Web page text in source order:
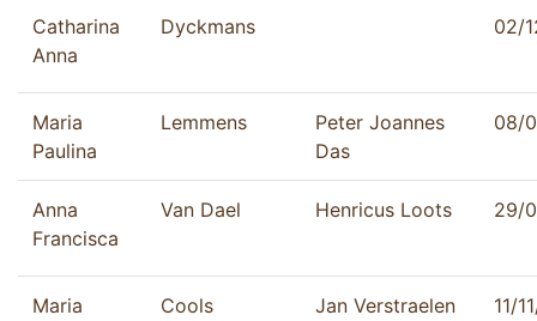
Catharina
Anna
Dyckmans 02/
Maria
Paulina
Lemmens
Peter Joannes
Das
08/
Anna
Francisca
Van Dael Henricus Loots 29/
Maria
Cools Jan Verstraelen 11/